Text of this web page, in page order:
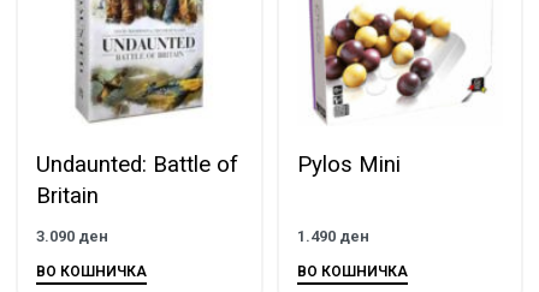
Undaunted: Battle of
Britain
3.090 ден
ВО КОШНИЧКА
Pylos Mini
1.490 ден
ВО КОШНИЧКА